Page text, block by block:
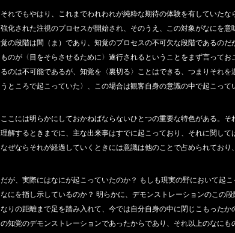
それでもやはり、これまでわれわれが純粋な期待の体験を有していた
強化された注視のプロセスが開始され、そのうえ、この対象がなにを
覚の段階は間（ま）であり、知覚のプロセスの不可欠な段階であるの
ものが〈目をそらさせるために〉遂行されるということをまず言って
るのは不可能であるが、知覚を〈裏切る〉ことはできる、つまりそれ
うところで起こっていた〉、この場合は観客自身の意識の中で起こって
ここには明らかにしておかねばならないひとつの重要な特色がある。
理解するときまでに、主な出来事はすでに起こっており、それに関し
なぜならそれが経過していくときには意識は他のことで占められてお
だが、実際にはなにが起こっていたのか？ もしも現実の野において起
なにを指し示しているのか？ 明らかに、デモンストレーションのこの
なりの距離まで足を踏み入れて、今では自分自身の中に閉じこもった
の知覚のデモンストレーションであったからであり、それ以上のなに